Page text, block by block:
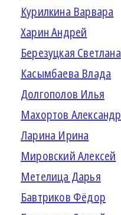
Курилкина Варвара
Харин Андрей
Березуцкая Светлана
Касымбаева Влада
Долгополов Илья
Махортов Александр
Ларина Ирина
Мировский Алексей
Метелица Дарья
Бавтриков Фёдор